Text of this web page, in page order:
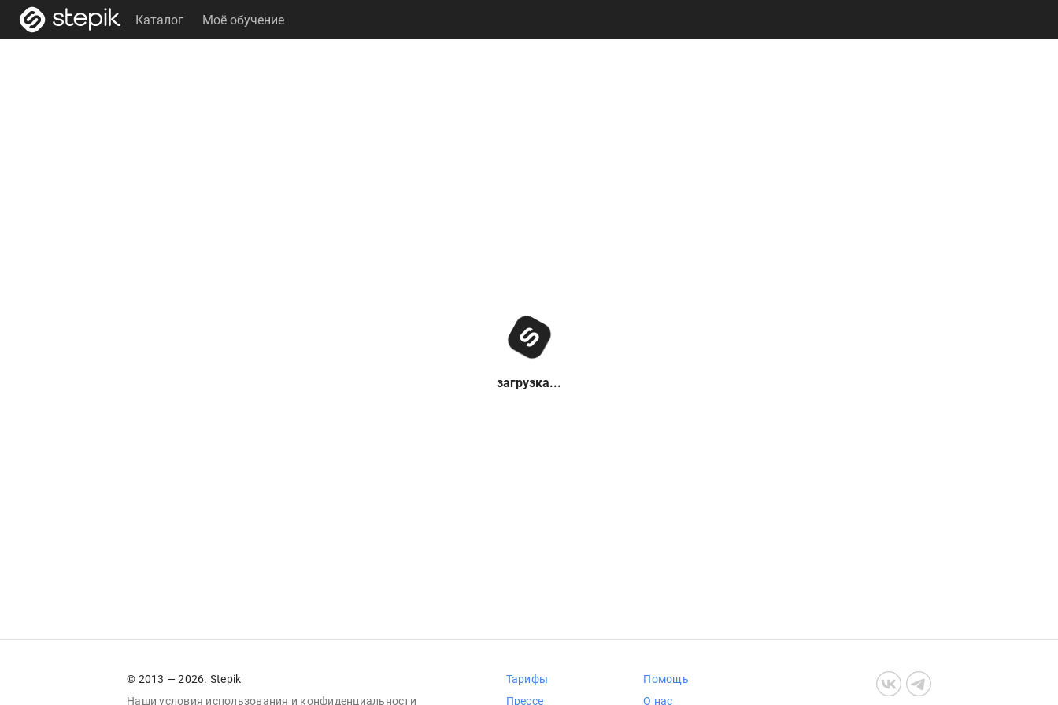
Каталог Моё обучение
загрузка...
© 2013 — 2026. Stepik
Наши условия использования и конфиденциальности
Тарифы
Прессе
Помощь
О нас